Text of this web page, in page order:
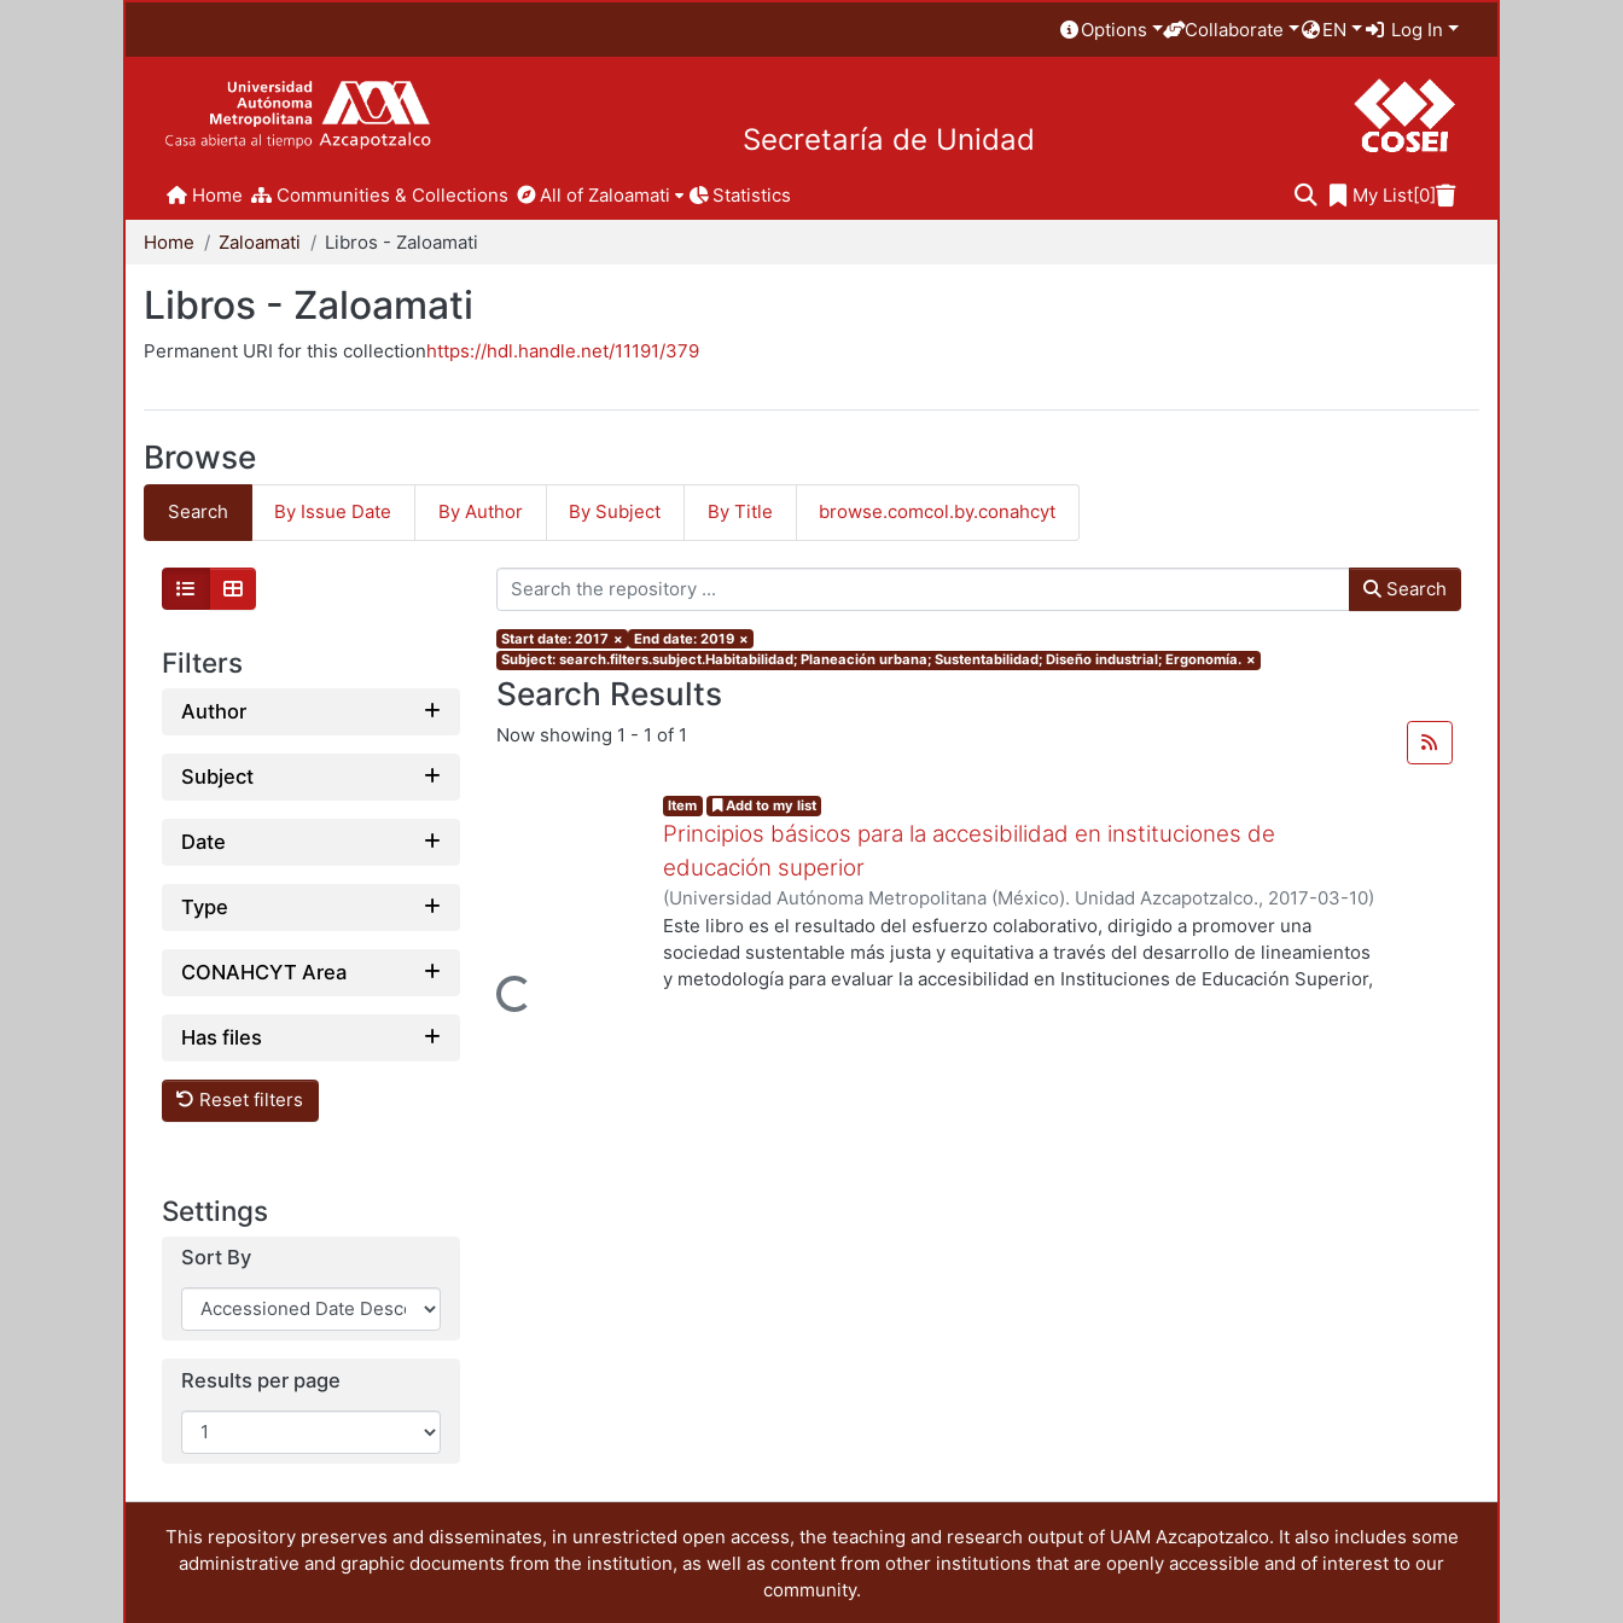
Options Collaborate EN Log In
Secretaría de Unidad
Home Communities & Collections All of Zaloamati Statistics My List[0]
Home Zaloamati Libros - Zaloamati
Libros - Zaloamati
Permanent URI for this collectionhttps://hdl.handle.net/11191/379
Browse
Search By Issue Date By Author By Subject By Title browse.comcol.by.conahcyt
Filters
Author
Subject
Date
Type
CONAHCYT Area
Has files
Reset filters
Settings
Sort By
Results per page
Search
Start date: 2017 × End date: 2019 ×
Subject: search.filters.subject.Habitabilidad; Planeación urbana; Sustentabilidad; Diseño industrial; Ergonomía. ×
Search Results
Now showing 1 - 1 of 1
Loading...
Item Add to my list
Principios básicos para la accesibilidad en instituciones de
educación superior
(Universidad Autónoma Metropolitana (México). Unidad Azcapotzalco., 2017-03-10)
Sasso Yada, María Francesca ;Fernández Moreno, Ruth Alicia; Jiménez Seade,
Haydeé Alejandra;Aguilar Montoya, María Georgina;León Monjaráz, Pedro;
Rodríguez Arvizu, Ricardo; Rivas Cruces, Alfonso;Angeles Cañedo, Juana Cecilia
Este libro es el resultado del esfuerzo colaborativo, dirigido a promover una
sociedad sustentable más justa y equitativa a través del desarrollo de lineamientos
y metodología para evaluar la accesibilidad en Instituciones de Educación Superior,
This repository preserves and disseminates, in unrestricted open access, the teaching and research output of UAM Azcapotzalco. It also includes some
administrative and graphic documents from the institution, as well as content from other institutions that are openly accessible and of interest to our
community.